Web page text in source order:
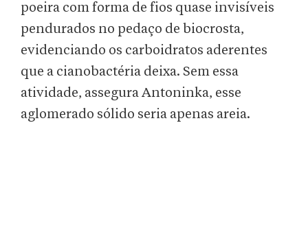
poeira com forma de fios quase invisíveis
pendurados no pedaço de biocrosta,
evidenciando os carboidratos aderentes
que a cianobactéria deixa. Sem essa
atividade, assegura Antoninka, esse
aglomerado sólido seria apenas areia.